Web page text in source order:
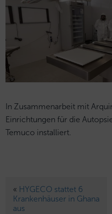
In Zusammenarbeit mit
Einrichtungen für die
Temuco installiert.
« HYGECO stattet 6
Krankenhäuser in Ghana
aus